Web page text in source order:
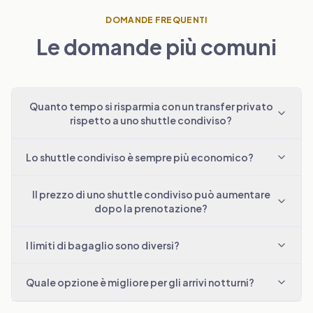
DOMANDE FREQUENTI
Le domande più comuni
Quanto tempo si risparmia con un transfer privato
rispetto a uno shuttle condiviso?
Lo shuttle condiviso è sempre più economico?
Il prezzo di uno shuttle condiviso può aumentare
dopo la prenotazione?
I limiti di bagaglio sono diversi?
Quale opzione è migliore per gli arrivi notturni?